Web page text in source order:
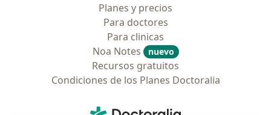
Planes y precios
Para doctores
Para clinicas
Noa Notes
nuevo
Recursos gratuitos
Condiciones de los Planes Doctoralia
Doctoralia - Página de inicio